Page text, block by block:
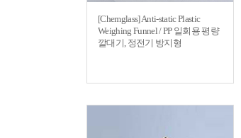
[Chemglass] Anti-static Plastic
Weighing Funnel / PP 일회용 평량
깔대기, 정전기 방지형